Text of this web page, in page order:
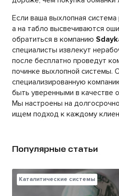
Если ваша выхлопная система
а на табло высвечиваются
обратиться в компанию
специалисты извлекут
после бесплатно проведут
починке выхлопной системы.
специализированную
быть уверенными в качестве
Мы настроены на
ищем подход к каждому
Популярные статьи
Каталитические системы